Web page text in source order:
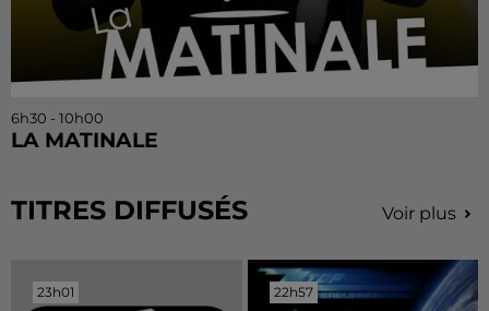
6h30 - 10h00
LA MATINALE
TITRES DIFFUSÉS Voir plus
23h01
23h01 22h57
22h57